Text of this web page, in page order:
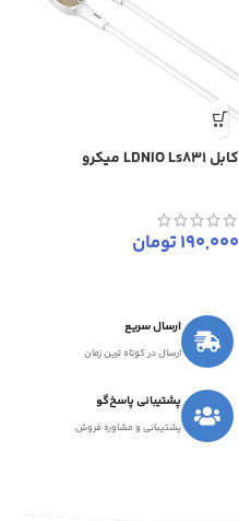
کابل LDNIO Ls831 میکرو
190,000تومان
ارسال سریع
ارسال در کوتاه ترین زمان
پشتیبانی پاسخ‌گو
پشتیبانی و مشاوره فروش